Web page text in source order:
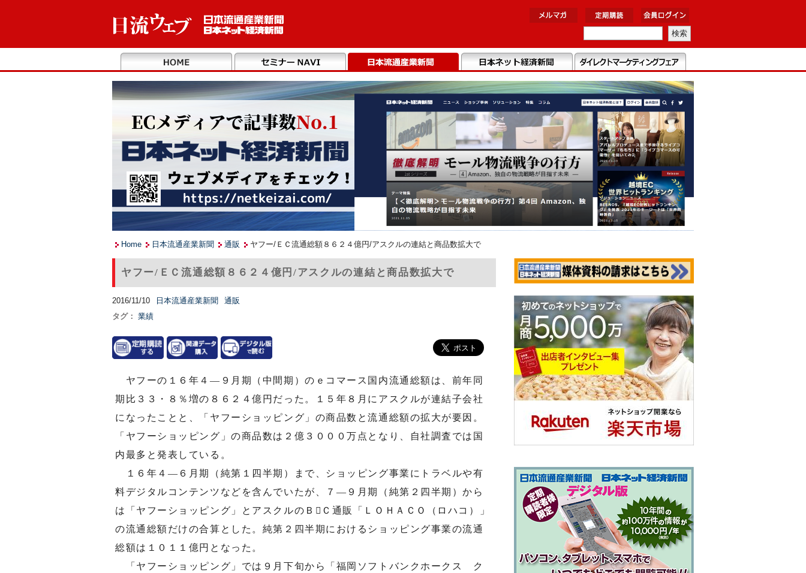
Home 日本流通産業新聞 通販 ヤフー/ＥＣ流通総額８６２４億円/アスクルの連結と商品数拡大で
ヤフー/ＥＣ流通総額８６２４億円/アスクルの連結と商品数拡大で
2016/11/10 日本流通産業新聞
通販
タグ： 業績
ヤフーの１６年４―９月期（中間期）のｅコマース国内流通総額は、前年同
期比３３・８％増の８６２４億円だった。１５年８月にアスクルが連結子会社
になったことと、「ヤフーショッピング」の商品数と流通総額の拡大が要因。
「ヤフーショッピング」の商品数は２億３０００万点となり、自社調査では国
内最多と発表している。
１６年４―６月期（純第１四半期）まで、ショッピング事業にトラベルや有
料デジタルコンテンツなどを含んでいたが、７―９月期（純第２四半期）から
は「ヤフーショッピング」とアスクルのＢＣ通販「ＬＯＨＡＣＯ（ロハコ）」
の流通総額だけの合算とした。純第２四半期におけるショッピング事業の流通
総額は１０１１億円となった。
「ヤフーショッピング」では９月下旬から「福岡ソフトバンクホークス ク